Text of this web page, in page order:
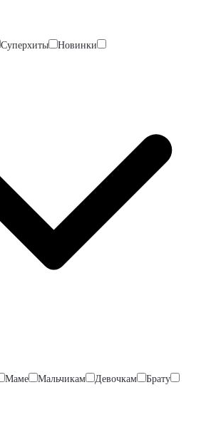
Суперхиты Новинки
Маме Мальчикам Девочкам
Брату